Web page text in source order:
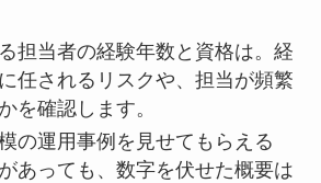
担当者の経験年数と資格は。経
任されるリスクや、担当が頻繁
を確認します。
の運用事例を見せてもらえる
あっても、数字を伏せた概要は